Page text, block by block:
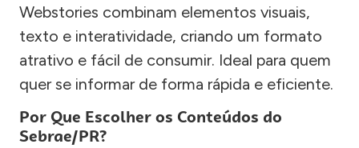
Webstories combinam elementos visuais,
texto e interatividade, criando um formato
atrativo e fácil de consumir. Ideal para quem
quer se informar de forma rápida e eficiente.
Por Que Escolher os Conteúdos do
Sebrae/PR?